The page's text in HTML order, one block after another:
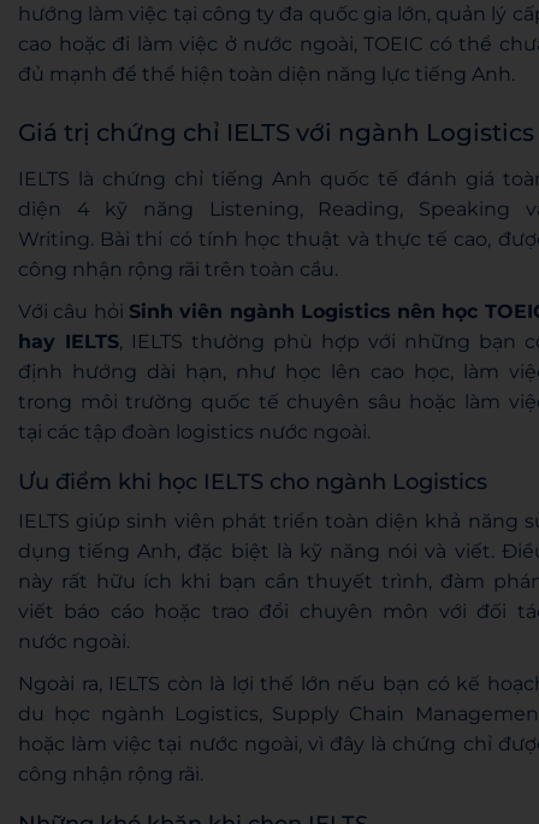
hướng làm việc tại công ty đa quốc gia lớn, quản lý
cao hoặc đi làm việc ở nước ngoài, TOEIC có thể
đủ mạnh để thể hiện toàn diện năng lực tiếng Anh.
Giá trị chứng chỉ IELTS với ngành Logistics
IELTS là chứng chỉ tiếng Anh quốc tế đánh giá
diện 4 kỹ năng Listening, Reading, Speaking
Writing. Bài thi có tính học thuật và thực tế cao,
công nhận rộng rãi trên toàn cầu.
Với câu hỏi Sinh viên ngành Logistics nên học
hay IELTS, IELTS thường phù hợp với những bạn
định hướng dài hạn, như học lên cao học, làm
trong môi trường quốc tế chuyên sâu hoặc làm
tại các tập đoàn logistics nước ngoài.
Ưu điểm khi học IELTS cho ngành Logistics
IELTS giúp sinh viên phát triển toàn diện khả năng
dụng tiếng Anh, đặc biệt là kỹ năng nói và viết.
này rất hữu ích khi bạn cần thuyết trình, đàm
viết báo cáo hoặc trao đổi chuyên môn với đối
nước ngoài.
Ngoài ra, IELTS còn là lợi thế lớn nếu bạn có kế
du học ngành Logistics, Supply Chain
hoặc làm việc tại nước ngoài, vì đây là chứng chỉ
công nhận rộng rãi.